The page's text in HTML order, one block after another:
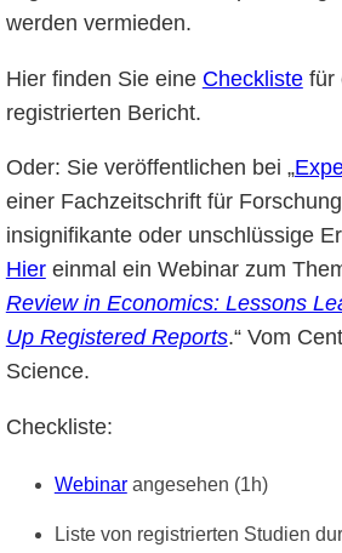
werden vermieden.
Hier finden Sie eine Checklistefür
registrierten Bericht.
Oder: Sie veröffentlichen bei „
einer Fachzeitschrift für
insignifikante oder unschlüssige
Hiereinmal ein Webinar zum
Review in Economics: Lessons
Up Registered Reports.“ Vom
Science.
Checkliste:
Webinarangesehen (1h)
Liste von registrierten Studien